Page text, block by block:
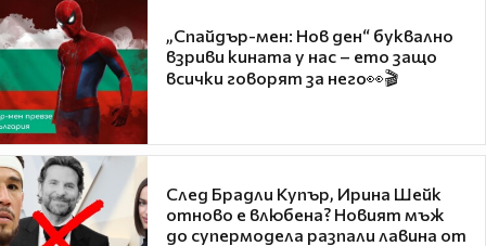
„Спайдър-мен: Нов ден“ буквално
взриви кината у нас – ето защо
всички говорят за него👀🎬
След Брадли Купър, Ирина Шейк
отново е влюбена? Новият мъж
до супермодела разпали лавина от